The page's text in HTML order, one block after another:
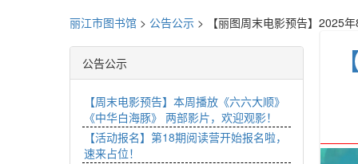
丽江市图书馆 > 公告公示 > 【丽图周末电影预告】2025
公告公示
【周末电影预告】本周播放《六六大顺》
《中华白海豚》 两部影片，欢迎观影！
【活动报名】第18期阅读营开始报名啦，
速来占位！